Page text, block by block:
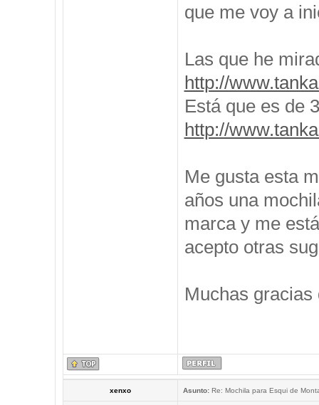
que me voy a
Las que he
http://
Está que es de
http://
Me gusta esta
años una
marca y me
acepto otras
Muchas
xenxo Asunto:Re: Mochila para Esqui de